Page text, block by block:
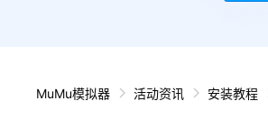
MuMu模拟器 活动资讯 安装教程